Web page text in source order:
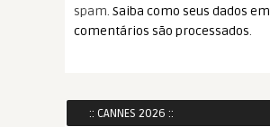
spam. Saiba como seus dados em
comentários são processados.
:: CANNES 2026 ::